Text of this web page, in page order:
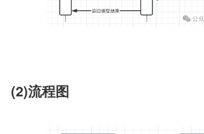
(2)流程图